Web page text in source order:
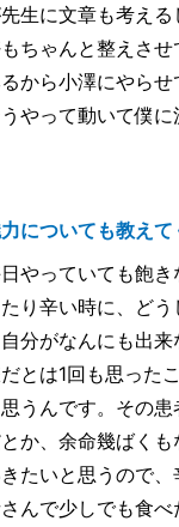
生に文章も考え
ちゃんと整えさ
から小澤にやら
やって動いて僕
についても教えて
やっていても飽
り辛い時に、ど
分がなんにも出
とは1回も思った
うんです。その患
か、余命幾ばくも
たいと思うので
んで少しでも食